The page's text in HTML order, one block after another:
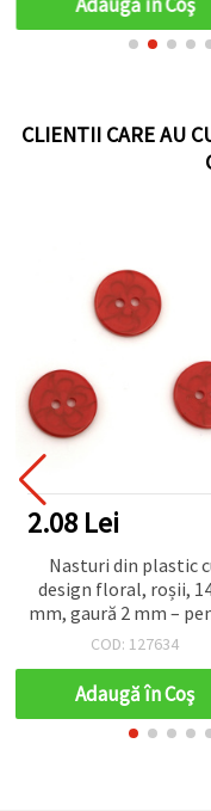
CLIENTII CARE AU
2.08 Lei
Nasturi din plastic
design floral, roșii,
mm, gaură 2 mm –
cusut, scrapbooking,
bucăți
COD: 127634
Adaugă în Coş